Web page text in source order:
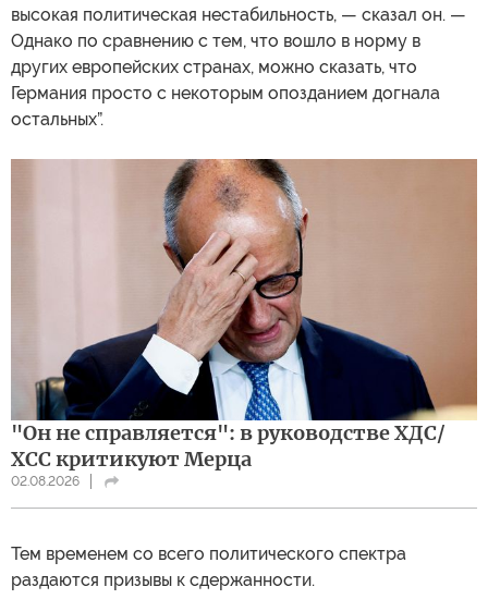
высокая политическая нестабильность, — сказал он. —
Однако по сравнению с тем, что вошло в норму в
других европейских странах, можно сказать, что
Германия просто с некоторым опозданием догнала
остальных”.
"Он не справляется": в руководстве ХДС/
ХСС критикуют Мерца
02.08.2026
Тем временем со всего политического спектра
раздаются призывы к сдержанности.